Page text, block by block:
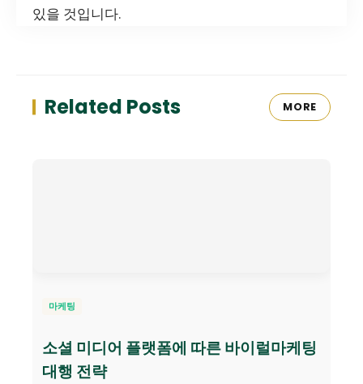
있을 것입니다.
Related Posts MORE
마케팅
소셜 미디어 플랫폼에 따른 바이럴마케팅
대행 전략